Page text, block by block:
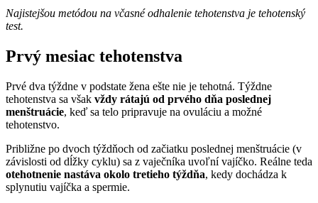
Najistejšou metódou na včasné odhalenie tehotenstva je tehotenský
test.
Prvý mesiac tehotenstva
Prvé dva týždne v podstate žena ešte nie je tehotná. Týždne
tehotenstva sa však vždy rátajú od prvého dňa poslednej
menštruácie, keď sa telo pripravuje na ovuláciu a možné
tehotenstvo.
Približne po dvoch týždňoch od začiatku poslednej menštruácie (v
závislosti od dĺžky cyklu) sa z vaječníka uvoľní vajíčko. Reálne teda
otehotnenie nastáva okolo tretieho týždňa, kedy dochádza k
splynutiu vajíčka a spermie.